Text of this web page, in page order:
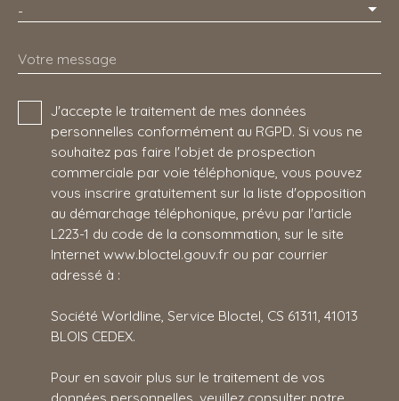
-
Votre message
J'accepte le traitement de mes données
personnelles conformément au RGPD. Si vous ne
souhaitez pas faire l'objet de prospection
commerciale par voie téléphonique, vous pouvez
vous inscrire gratuitement sur la liste d'opposition
au démarchage téléphonique, prévu par l'article
L223-1 du code de la consommation, sur le site
Internet www.bloctel.gouv.fr ou par courrier
adressé à :
Société Worldline, Service Bloctel, CS 61311, 41013
BLOIS CEDEX.
Pour en savoir plus sur le traitement de vos
données personnelles, veuillez consulter notre